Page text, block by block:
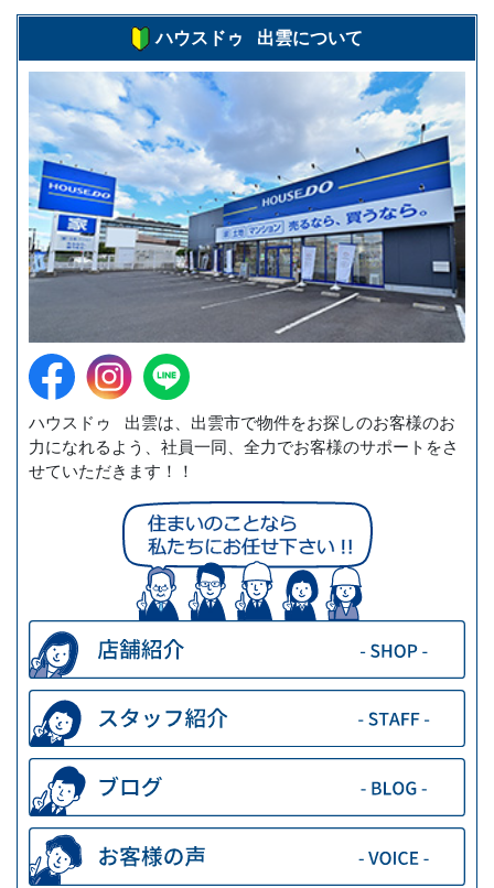
ハウスドゥ 出雲について
ハウスドゥ 出雲は、出雲市で物件をお探しのお客様のお
力になれるよう、社員一同、全力でお客様のサポートをさ
せていただきます！！